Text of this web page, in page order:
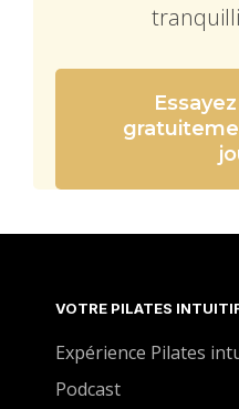
VOTRE PILATES
Expérience Pilates
Podcast